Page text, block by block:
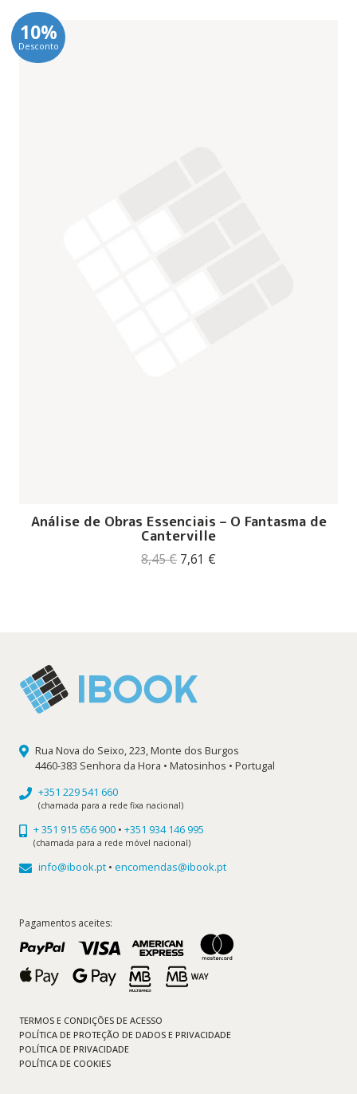
10%
Desconto
Análise de Obras Essenciais – O Fantasma de
Canterville
8,45€ O
7,61 €
Rua Nova do Seixo, 223, Monte dos Burgos
4460-383 Senhora da Hora • Matosinhos • Portugal
+351 229 541 660
(chamada para a rede fixa nacional)
+ 351 915 656 900 • +351 934 146 995
(chamada para a rede móvel nacional)
info@ibook.pt • encomendas@ibook.pt
Pagamentos aceites:
TERMOS E CONDIÇÕES DE ACESSO
POLÍTICA DE PROTEÇÃO DE DADOS E PRIVACIDADE
POLÍTICA DE PRIVACIDADE
POLÍTICA DE COOKIES